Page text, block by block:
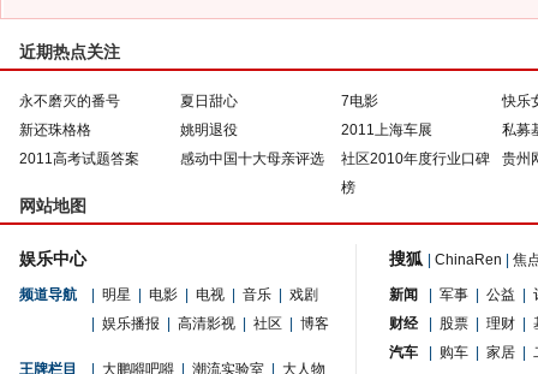
近期热点关注
永不磨灭的番号 夏日甜心 7电影
快乐
新还珠格格
姚明退役 2011上海车展
私募
2011高考试题答案
感动中国十大母亲评选
社区2010年度行业口碑
榜
贵州
网站地图
娱乐中心
频道导航 明星 电影 电视 音乐
戏剧
娱乐播报 高清影视 社区 博客
王牌栏目 大鹏嘚吧嘚 潮流实验室
大人物
搜狐 ChinaRen 焦
新闻 军事 公益
财经
股票 理财
汽车
购车 家居